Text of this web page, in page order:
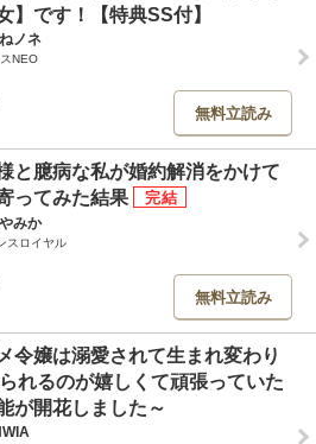
】です！【特典SS付】
ノネ
NEO
無料立読み
と臆病な私が婚約解消をかけて
ってみた結果
みか
スロイヤル
無料立読み
令嬢は溺愛されて生まれ変わり
れるのが嬉しくて頑張っていた
が開花しました～